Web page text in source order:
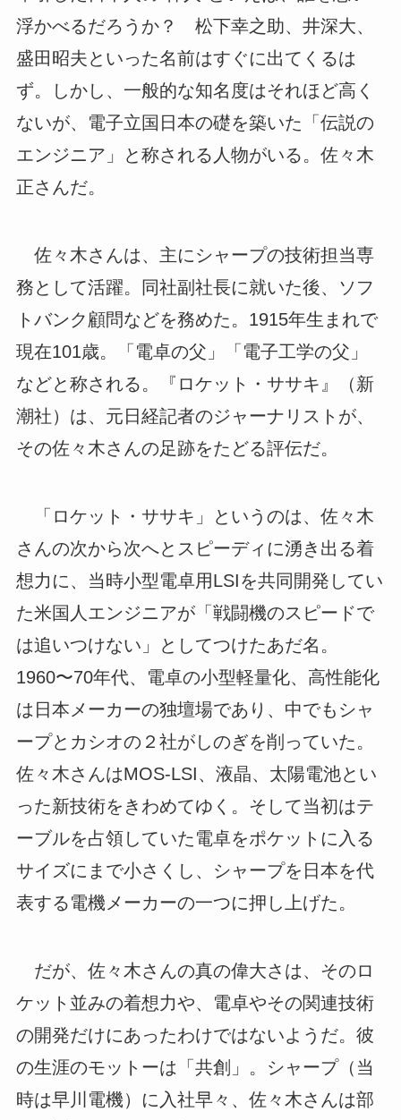
浮かべるだろうか？ 松下幸之助、井深大、
盛田昭夫といった名前はすぐに出てくるは
ず。しかし、一般的な知名度はそれほど高く
ないが、電子立国日本の礎を築いた「伝説の
エンジニア」と称される人物がいる。佐々木
正さんだ。
佐々木さんは、主にシャープの技術担当専
務として活躍。同社副社長に就いた後、ソフ
トバンク顧問などを務めた。1915年生まれで
現在101歳。「電卓の父」「電子工学の父」
などと称される。『ロケット・ササキ』（新
潮社）は、元日経記者のジャーナリストが、
その佐々木さんの足跡をたどる評伝だ。
「ロケット・ササキ」というのは、佐々木
さんの次から次へとスピーディに湧き出る着
想力に、当時小型電卓用LSIを共同開発してい
た米国人エンジニアが「戦闘機のスピードで
は追いつけない」としてつけたあだ名。
1960〜70年代、電卓の小型軽量化、高性能化
は日本メーカーの独壇場であり、中でもシャ
ープとカシオの２社がしのぎを削っていた。
佐々木さんはMOS-LSI、液晶、太陽電池とい
った新技術をきわめてゆく。そして当初はテ
ーブルを占領していた電卓をポケットに入る
サイズにまで小さくし、シャープを日本を代
表する電機メーカーの一つに押し上げた。
だが、佐々木さんの真の偉大さは、そのロ
ケット並みの着想力や、電卓やその関連技術
の開発だけにあったわけではないようだ。彼
の生涯のモットーは「共創」。シャープ（当
時は早川電機）に入社早々、佐々木さんは部